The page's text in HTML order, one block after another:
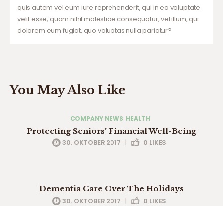
quis autem vel eum iure reprehenderit, qui in ea voluptate
velit esse, quam nihil molestiae consequatur, vel illum, qui
dolorem eum fugiat, quo voluptas nulla pariatur?
You May Also Like
COMPANY NEWS HEALTH
Protecting Seniors’ Financial Well-Being
30. OKTOBER 2017 | 0 LIKES
Dementia Care Over The Holidays
30. OKTOBER 2017 | 0 LIKES